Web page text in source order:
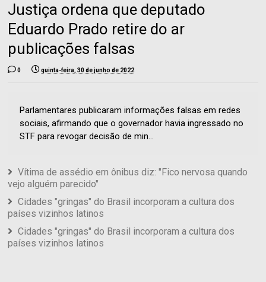
Justiça ordena que deputado
Eduardo Prado retire do ar
publicações falsas
0 quinta-feira, 30 de junho de 2022
Parlamentares publicaram informações falsas em redes
sociais, afirmando que o governador havia ingressado no
STF para revogar decisão de min...
Vítima de assédio em ônibus diz: "Fico nervosa quando
vejo alguém parecido"
Cidades "gringas" do Brasil incorporam a cultura dos
países vizinhos latinos
Cidades "gringas" do Brasil incorporam a cultura dos
países vizinhos latinos